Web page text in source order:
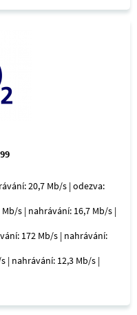
20,7 Mb/s | odezva:
s | nahrávání: 16,7 Mb/s |
172 Mb/s | nahrávání:
| nahrávání: 12,3 Mb/s |